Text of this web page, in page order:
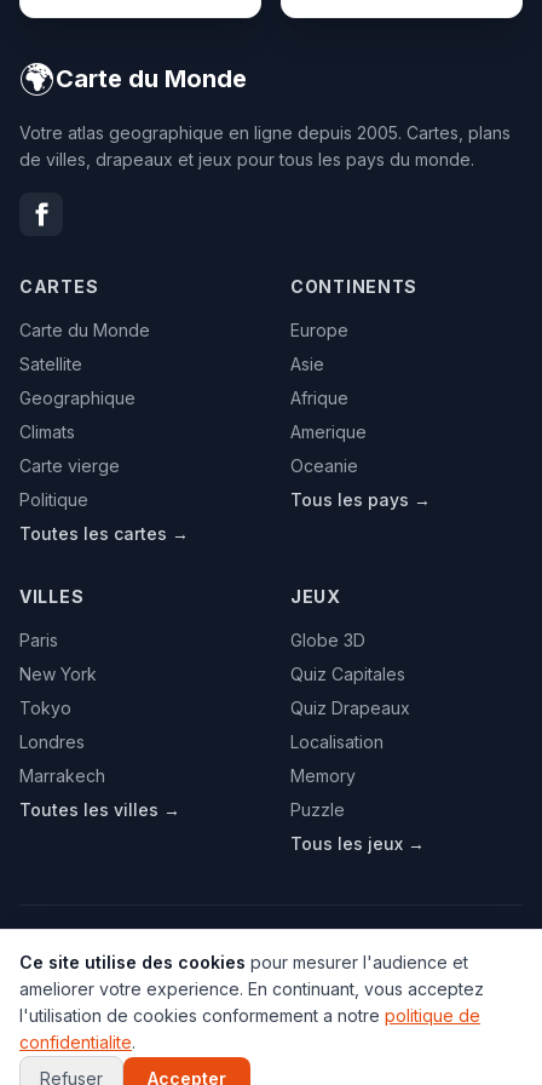
🌍Carte du Monde
Votre atlas geographique en ligne depuis 2005. Cartes, plans
de villes, drapeaux et jeux pour tous les pays du monde.
CARTES
Carte du Monde
Satellite
Geographique
Climats
Carte vierge
Politique
Toutes les cartes →
CONTINENTS
Europe
Asie
Afrique
Amerique
Oceanie
Tous les pays →
VILLES
Paris
New York
Tokyo
Londres
Marrakech
Toutes les villes →
JEUX
Globe 3D
Quiz Capitales
Quiz Drapeaux
Localisation
Memory
Puzzle
Tous les jeux →
France Etats-Unis Maroc Espagne
Portugal
Italie
Allemagne
Australie
Bresil
Algerie Tunisie
Ce site utilise des cookies pour mesurer l'audience et
ameliorer votre experience. En continuant, vous acceptez
l'utilisation de cookies conformement a notre politique de
confidentialite.
Refuser
Accepter